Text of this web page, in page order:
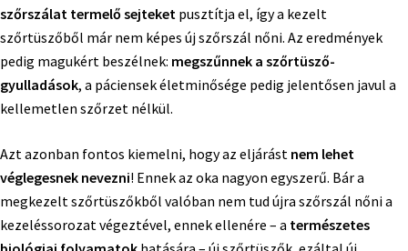
szőrszálat termelő sejteket pusztítja el, így a kezelt
szőrtüszőből már nem képes új szőrszál nőni. Az eredmények
pedig magukért beszélnek: megszűnnek a szőrtüsző-
gyulladások, a páciensek életminősége pedig jelentősen javul a
kellemetlen szőrzet nélkül.
Azt azonban fontos kiemelni, hogy az eljárást nem lehet
véglegesnek nevezni! Ennek az oka nagyon egyszerű. Bár a
megkezelt szőrtüszőkből valóban nem tud újra szőrszál nőni a
kezeléssorozat végeztével, ennek ellenére – a természetes